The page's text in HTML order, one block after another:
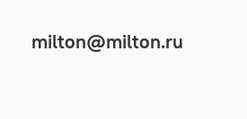
milton@milton.ru